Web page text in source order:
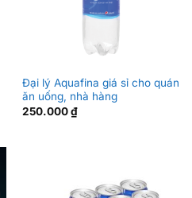
Đại lý Aquafina giá sỉ cho quán
ăn uống, nhà hàng
250.000₫